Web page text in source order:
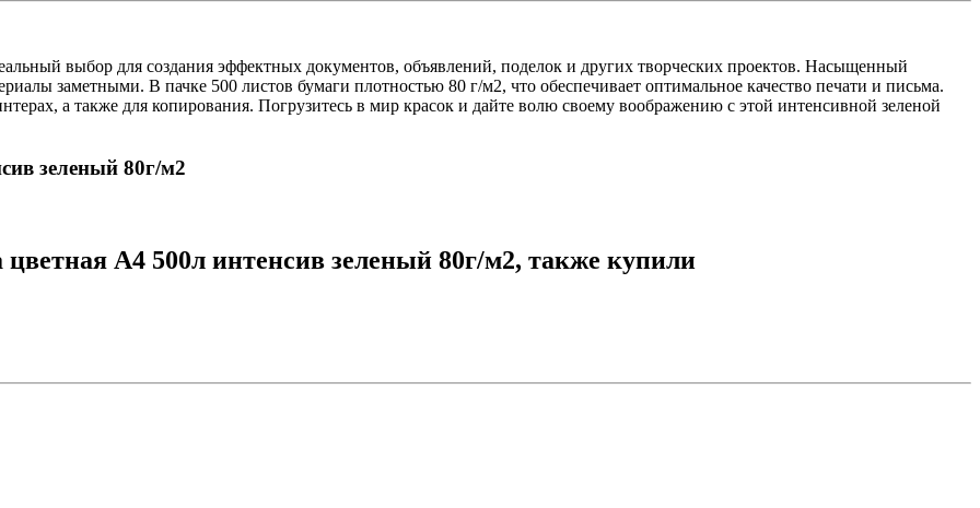
выбор для создания эффектных документов, объявлений, поделок и других творческих проектов. Насыщенный
заметными. В пачке 500 листов бумаги плотностью 80 г/м2, что обеспечивает оптимальное качество печати и письма.
а также для копирования. Погрузитесь в мир красок и дайте волю своему воображению с этой интенсивной зеленой
зеленый 80г/м2
А4 500л интенсив зеленый 80г/м2, также купили